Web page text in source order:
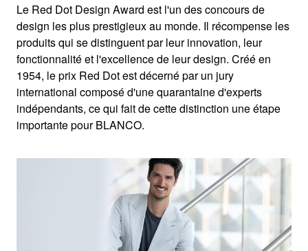
Le Red Dot Design Award est l'un des concours de
design les plus prestigieux au monde. Il récompense les
produits qui se distinguent par leur innovation, leur
fonctionnalité et l'excellence de leur design. Créé en
1954, le prix Red Dot est décerné par un jury
international composé d'une quarantaine d'experts
indépendants, ce qui fait de cette distinction une étape
importante pour BLANCO.